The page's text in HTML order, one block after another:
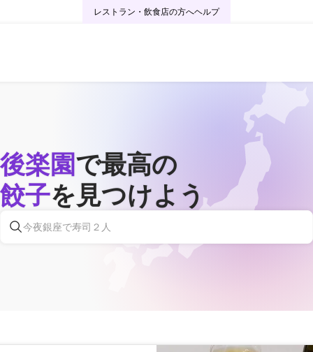
レストラン・飲食店の方へヘルプ
後楽園で最高の
餃子を見つけよう